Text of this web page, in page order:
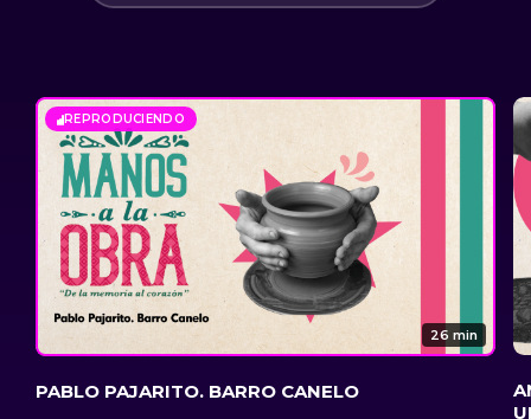
REPRODUCIENDO
26 min
PABLO PAJARITO. BARRO CANELO